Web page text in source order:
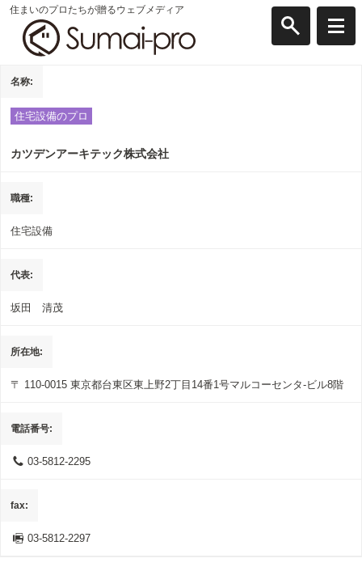
住まいのプロたちが贈るウェブメディア
名称
住宅設備のプロ
カツデンアーキテック株式会社
職種
住宅設備
代表
坂田 清茂
所在地
〒 110-0015 東京都台東区東上野2丁目14番1号マルコーセンタ-ビル8階
電話番号
03-5812-2295
fax
03-5812-2297